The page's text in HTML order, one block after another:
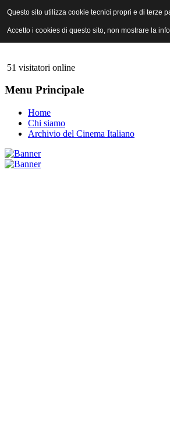
ANICA | Associazione Nazionale Industrie
51 visitatori online
Menu Principale
Home
Chi siamo
Archivio del Cinema Italiano
Questo sito utilizza cookie tecnici propri e di terze
Accetto i cookies di questo sito, non mostrare la
Questo sito utilizza cookie tecnici propri e di terze
Accetto i cookies di questo sito, non mostrare la